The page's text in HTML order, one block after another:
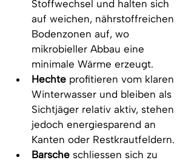
Stoffwechsel und halten sich
auf weichen, nährstoffreichen
Bodenzonen auf, wo
mikrobieller Abbau eine
minimale Wärme erzeugt.
Hechte profitieren vom klaren
Winterwasser und bleiben als
Sichtjäger relativ aktiv, stehen
jedoch energiesparend an
Kanten oder Restkrautfeldern.
Barsche schliessen sich zu